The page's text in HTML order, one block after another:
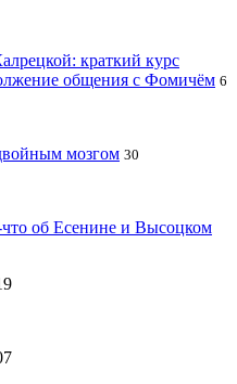
краткий курс
общения с Фомичём 6
мозгом 30
об Есенине и Высоцком